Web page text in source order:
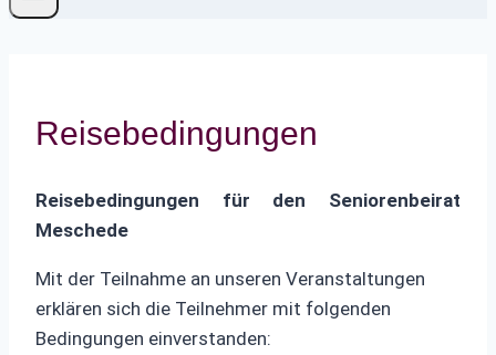
Reisebedingungen
Reisebedingungen für den Seniorenbeirat
Meschede
Mit der Teilnahme an unseren Veranstaltungen
erklären sich die Teilnehmer mit folgenden
Bedingungen einverstanden: